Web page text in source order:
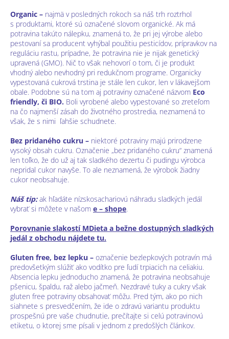
Organic – najmä v posledných rokoch sa náš trh roztrhol
s produktami, ktoré sú označené slovom organické. Ak má
potravina takúto nálepku, znamená to, že pri jej výrobe alebo
pestovaní sa producent vyhýbal použitiu pesticídov, prípravkov na
reguláciu rastu, prípadne, že potravina nie je nijak genetický
upravená (GMO). Nič to však nehovorí o tom, či je produkt
vhodný alebo nevhodný pri redukčnom programe. Organicky
vypestovaná cukrová trstina je stále len cukor, len v lákavejšom
obale. Podobne sú na tom aj potraviny označené názvom Eco
friendly, či BIO. Boli vyrobené alebo vypestované so zreteľom
na čo najmenší zásah do životného prostredia, neznamená to
však, že s nimi ľahšie schudnete.
Bez pridaného cukru – niektoré potraviny majú prirodzene
vysoký obsah cukru. Označenie „bez pridaného cukru“ znamená
len toľko, že do už aj tak sladkého dezertu či pudingu výrobca
nepridal cukor navyše. To ale neznamená, že výrobok žiadny
cukor neobsahuje.
Náš tip: ak hľadáte nízskosachariovú náhradu sladkých jedál
vybrať si môžete v našom e – shope.
Porovnanie slakostí MDieta a bežne dostupných sladkých
jedál z obchodu nájdete tu.
Gluten free, bez lepku – označenie bezlepkových potravín má
predovšetkým slúžiť ako vodítko pre ľudí trpiacich na celiakiu.
Absencia lepku jednoducho znamená, že potravina neobsahuje
pšenicu, špaldu, raž alebo jačmeň. Nezdravé tuky a cukry však
gluten free potraviny obsahovať môžu. Pred tým, ako po nich
siahnete s presvedčením, že ide o zdravú variantu produktu
prospešnú pre vaše chudnutie, prečítajte si celú potravinovú
etiketu, o ktorej sme písali v jednom z predošlých článkov.